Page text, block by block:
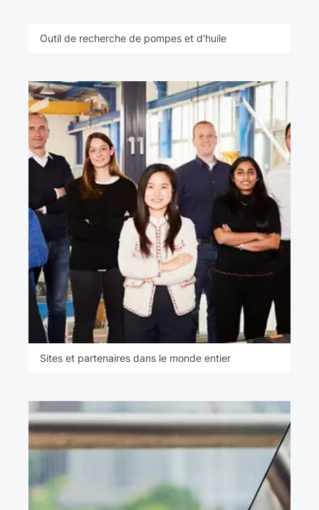
Outil de recherche de pompes et d'huile
Sites et partenaires dans le monde entier